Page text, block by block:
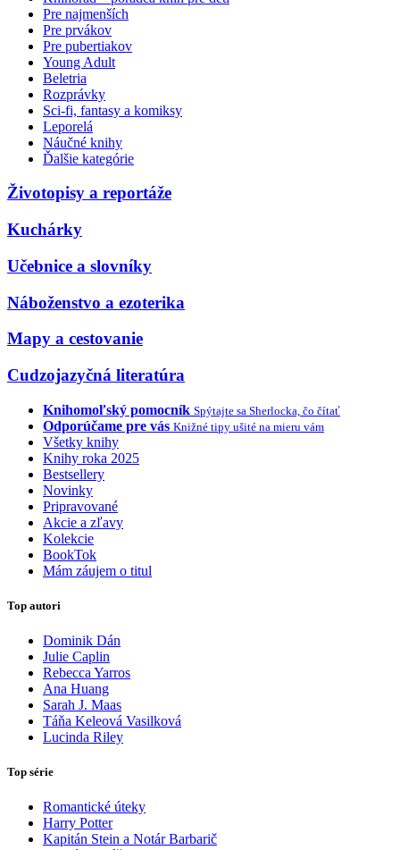
Pre najmenších
Pre prvákov
Pre pubertiakov
Young Adult
Beletria
Rozprávky
Sci-fi, fantasy a komiksy
Leporelá
Náučné knihy
Ďalšie kategórie
Životopisy a reportáže
Kuchárky
Učebnice a slovníky
Náboženstvo a ezoterika
Mapy a cestovanie
Cudzojazyčná literatúra
Knihomoľský pomocník Spýtajte sa Sherlocka, čo čítať
Odporúčame pre vás Knižné tipy ušité na mieru vám
Všetky knihy
Knihy roka 2025
Bestsellery
Novinky
Pripravované
Akcie a zľavy
Kolekcie
BookTok
Mám záujem o titul
Top autori
Dominik Dán
Julie Caplin
Rebecca Yarros
Ana Huang
Sarah J. Maas
Táňa Keleová Vasilková
Lucinda Riley
Top série
Romantické úteky
Harry Potter
Kapitán Stein a Notár Barbarič